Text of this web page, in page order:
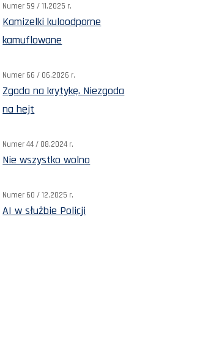
Numer 59 / 11.2025 r.
Kamizelki kuloodporne
kamuflowane
Numer 66 / 06.2026 r.
Zgoda na krytykę. Niezgoda
na hejt
Numer 44 / 08.2024 r.
Nie wszystko wolno
Numer 60 / 12.2025 r.
AI w służbie Policji